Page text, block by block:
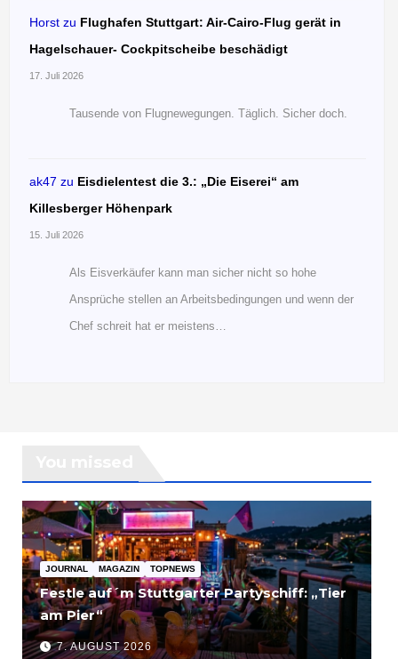
Horst zu Flughafen Stuttgart: Air-Cairo-Flug gerät in
Hagelschauer- Cockpitscheibe beschädigt
17. Juli 2026
Tausende von Flugnewegungen. Täglich. Sicher doch.
ak47 zu Eisdielentest die 3.: „Die Eiserei“ am
Killesberger Höhenpark
15. Juli 2026
Als Eisverkäufer kann man sicher nicht so hohe
Ansprüche stellen an Arbeitsbedingungen und wenn der
Chef schreit hat er meistens…
JOURNAL MAGAZIN TOPNEWS
Festle auf´m Stuttgarter Partyschiff: „Tier
am Pier“
7. AUGUST 2026